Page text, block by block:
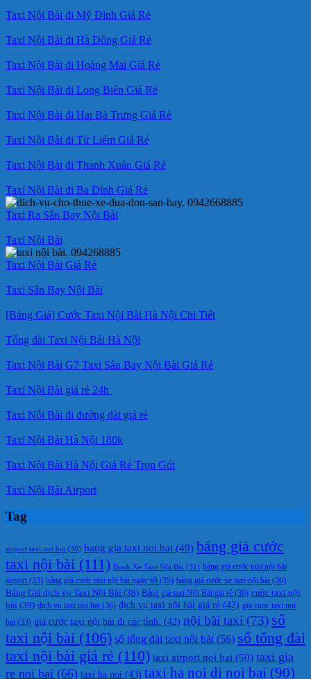
Taxi Nội Bài đi Mỹ Đình Giá Rẻ
Taxi Nội Bài đi Hà Đông Giá Rẻ
Taxi Nội Bài đi Hoàng Mai Giá Rẻ
Taxi Nội Bài đi Long Biên Giá Rẻ
Taxi Nội Bài đi Hai Bà Trưng Giá Rẻ
Taxi Nội Bài đi Từ Liêm Giá Rẻ
Taxi Nội Bài đi Thanh Xuân Giá Rẻ
Taxi Nội Bài đi Ba Đình Giá Rẻ
Taxi Ra Sân Bay Nội Bài
Taxi Nội Bài
Taxi Nội Bài Giá Rẻ
Taxi Sân Bay Nội Bài
[Bảng Giá] Cước Taxi Nội Bài Hà Nội Chi Tiết
Tổng đài Taxi Nội Bài Hà Nội
Taxi Nội Bài G7 Taxi Sân Bay Nội Bài Giá Rẻ
Taxi Nội Bài giá rẻ 24h
Taxi Nội Bài đi đường dài giá rẻ
Taxi Nội Bài Hà Nội 180k
Taxi Nội Bài Hà Nội Giá Rẻ Trọn Gói
Taxi Nội Bài Airport
Tag
airport taxi noi bai (30) bang gia taxi noi bai (49) bảng giá cước
taxi nội bài (111) Book Xe Taxi Nội Bài (31) bảng giá cước taxi nội bài
airport (33) bảng giá cước taxi nội bài ngày tết (35) bảng giá cước xe taxi nội bài (36)
Bảng Giá dịch vụ Taxi Nội Bài (38) Bảng giá taxi Nội Bài giá rẻ (36) cước taxi nội
bài (39) dich vu taxi noi bai (36) dịch vụ taxi nội bài giá rẻ (42) gia cuoc taxi noi
bai (33) giá cước taxi nội bài đi các tỉnh. (42) nội bài taxi (73) số
taxi nội bài (106) số tổng đài taxi nội bài (56) số tổng đài
taxi nội bài giá rẻ (110) taxi airport noi bai (50) taxi gia
re noi bai (66) taxi ha noi (43) taxi ha noi di noi bai (90)